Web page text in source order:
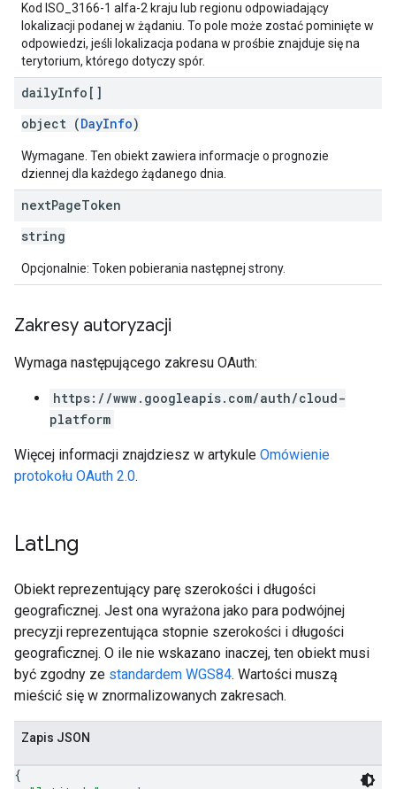
Kod ISO_3166-1 alfa-2 kraju lub regionu odpowiadający
lokalizacji podanej w żądaniu. To pole może zostać pominięte w
odpowiedzi, jeśli lokalizacja podana w prośbie znajduje się na
terytorium, którego dotyczy spór.
dailyInfo[]
object (DayInfo)
Wymagane. Ten obiekt zawiera informacje o prognozie
dziennej dla każdego żądanego dnia.
nextPageToken
string
Opcjonalnie: Token pobierania następnej strony.
Zakresy autoryzacji
Wymaga następującego zakresu OAuth:
https://www.googleapis.com/auth/cloud-
platform
Więcej informacji znajdziesz w artykule Omówienie
protokołu OAuth 2.0.
LatLng
Obiekt reprezentujący parę szerokości i długości
geograficznej. Jest ona wyrażona jako para podwójnej
precyzji reprezentująca stopnie szerokości i długości
geograficznej. O ile nie wskazano inaczej, ten obiekt musi
być zgodny ze standardem WGS84. Wartości muszą
mieścić się w znormalizowanych zakresach.
Zapis JSON
{